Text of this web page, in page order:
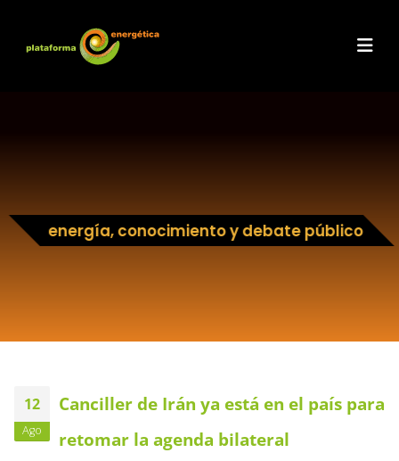
energía, conocimiento y debate público
12
Ago
Canciller de Irán ya está en el país para
retomar la agenda bilateral